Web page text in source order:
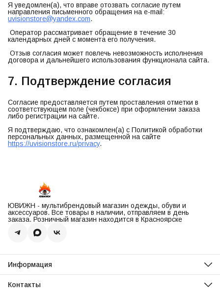
Я уведомлен(а), что вправе отозвать согласие путем
направления письменного обращения на e-mail:
uvisionstore@yandex.com.
Оператор рассматривает обращение в течение 30
календарных дней с момента его получения.
Отзыв согласия может повлечь невозможность исполнения
договора и дальнейшего использования функционала сайта.
7. Подтверждение согласия
Согласие предоставляется путем проставления отметки в
соответствующем поле (чекбоксе) при оформлении заказа
либо регистрации на сайте.
Я подтверждаю, что ознакомлен(а) с Политикой обработки
персональных данных, размещенной на сайте
https://uvisionstore.ru/privacy.
ЮВИЖН - мультибрендовый магазин одежды, обуви и
аксессуаров. Все товары в наличии, отправляем в день
заказа. Розничный магазин находится в Красноярске
Информация
Оплата
Контакты